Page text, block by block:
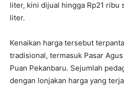
liter, kini dijual hingga Rp21 ribu
liter.
Kenaikan harga tersebut
tradisional, termasuk Pasar
Puan Pekanbaru. Sejumlah
dengan lonjakan harga yang